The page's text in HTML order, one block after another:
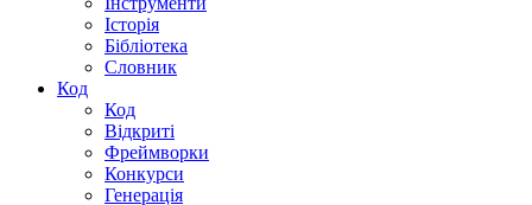
Історія
Бібліотека
Словник
Код
Код
Відкриті
Фреймворки
Конкурси
Генерація